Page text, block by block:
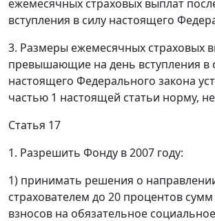
ежемесячных страховых выплат
вступления в силу настоящего
3. Размеры ежемесячных страховых
превышающие на день вступления в
настоящего Федерального закона
частью 1 настоящей статьи норму,
Статья 17
1. Разрешить Фонду в 2007 году:
1) принимать решения о
страхователем до 20 процентов
взносов на обязательное